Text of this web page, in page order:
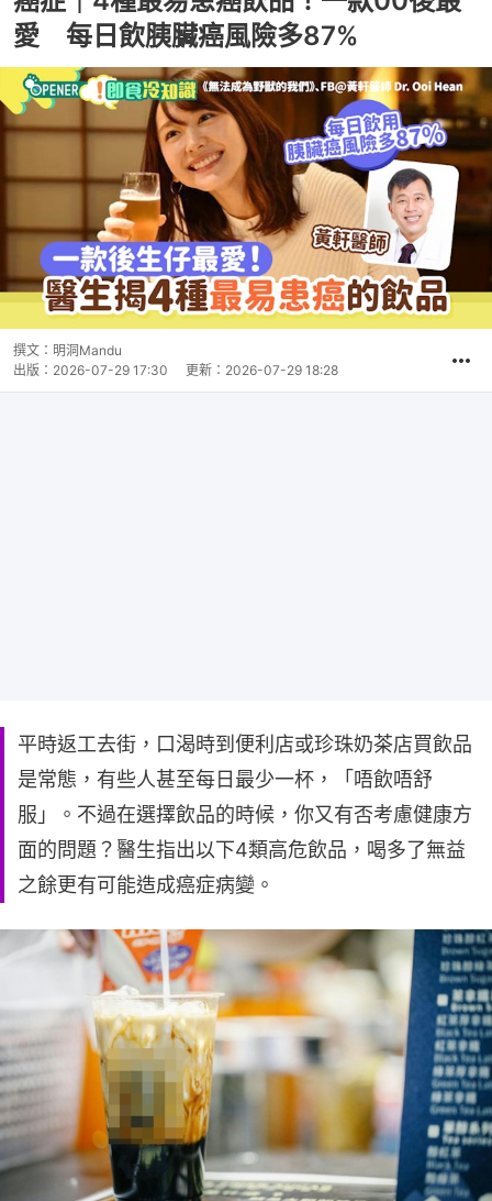
愛 每日飲胰臟癌風險多87%‌
撰文： 明洞Mandu
出版： 2026-07-29 17:30 更新： 2026-07-29 18:28
平時返工去街，口渴時到便利店或珍珠奶茶店買飲品
是常態，有些人甚至每日最少一杯，「唔飲唔舒
服」。不過在選擇飲品的時候，你又有否考慮健康方
面的問題？醫生指出以下4類高危飲品，喝多了無益
之餘更有可能造成癌症病變。